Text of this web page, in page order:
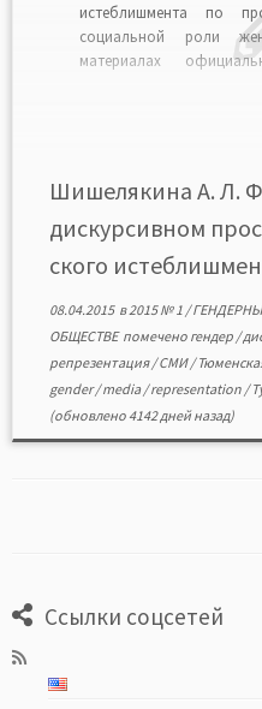
истеблишмента по
социальной роли
материалах
ненормативные
стигматизации
на разных этапах. […]
Шишелякина А. Л.
дискурсивном
ского
08.04.2015в2015 № 1 /
ОБЩЕСТВЕпомечено гендер /
репрезентация/СМИ/
gender/media/representation /
(обновлено 4142 дней назад)
Ссылки соцсетей